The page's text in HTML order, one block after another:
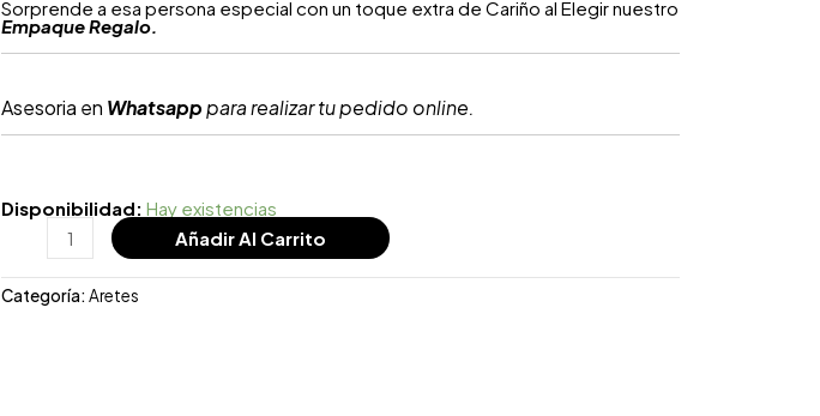
Sorprende a esa persona especial con un toque extra de Cariño al Elegir nuestro
Empaque Regalo.
Asesoria en Whatsapppara realizar tu pedido online.
Disponibilidad: Hay existencias
Añadir Al Carrito
Categoría: Aretes